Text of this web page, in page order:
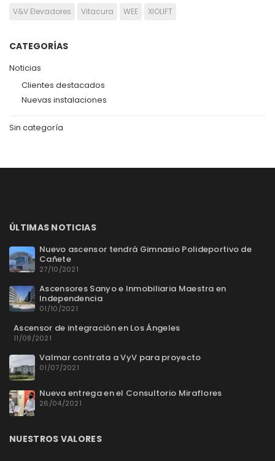
V&V Elevadores Vitacura WEE XIOLIFT
CATEGORÍAS
Noticias
Clientes destacados
Nuevas instalaciones
Sin categoría
ÚLTIMAS NOTICIAS
Nuevo ascensor tendrá Gimnasio Polideportivo de
Cañete
27/10/2021
Ascensores Sanyo e Inmobiliaria Maestra en
Independencia
01/10/2021
Ascensor de integración en Los Ángeles
11/08/2021
Valmar contrata a VyV para proyecto
01/07/2021
Nueva entrega en el Consultorio Miraflores
26/04/2021
NUESTROS VALORES